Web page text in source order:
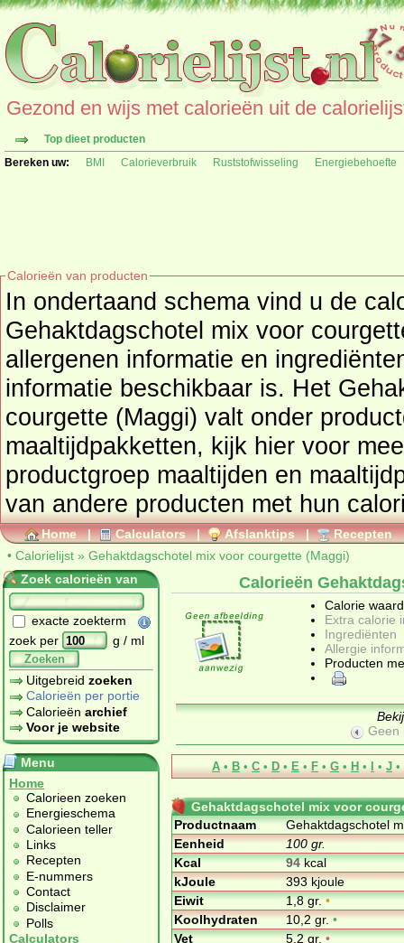
Gezond en wijs met calorieën uit de
Top dieet producten
Bereken uw:
BMI Calorieverbruik Ruststofwisseling Energiebehoefte
Calorieën van producten
In ondertaand schema vind u de
Gehaktdagschotel mix voor
allergenen informatie en ingrediënten van het
informatie beschikbaar is. Het
courgette (Maggi) valt onder
maaltijdpakketten, kijk hier voor
productgroep maaltijden en
Home | Calculators | Afslanktips | Recepten
• Calorielijst » Gehaktdagschotel mix voor courgette (Maggi)
Zoek calorieën van
exacte zoekterm
zoek per
g / ml
Zoeken
Uitgebreid zoeken
Calorieën per portie
Calorieën archief
Voor je website
Menu
Home
Calorieen zoeken
Energieschema
Calorieen teller
Links
Recepten
E-nummers
Contact
Disclaimer
Polls
Calculators
Calorieën
Calorie
Extra calorie
Ingrediënten
Allergie
Producten
Geen
A • B • C • D • E • F • G • H • I • J •
Gehaktdagschotel mix voor
Productnaam
Gehaktdagschotel
Eenheid
100 gr.
Kcal
94kcal
kJoule
393 kjoule
Eiwit
1,8 gr.•
Koolhydraten
10,2 gr.•
Vet
5,2 gr.•